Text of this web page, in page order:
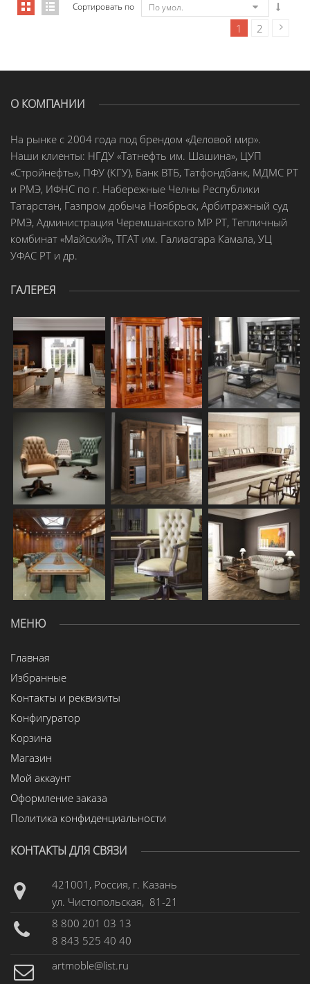
Сортировать по По умол.
1 2
О КОМПАНИИ
На рынке с 2004 года под брендом «Деловой мир».
Наши клиенты: НГДУ «Татнефть им. Шашина», ЦУП
«Стройнефть», ПФУ (КГУ), Банк ВТБ, Татфондбанк, МДМС РТ
и РМЭ, ИФНС по г. Набережные Челны Республики
Татарстан, Газпром добыча Ноябрьск, Арбитражный суд
РМЭ, Администрация Черемшанского МР РТ, Тепличный
комбинат «Майский», ТГАТ им. Галиасгара Камала, УЦ
УФАС РТ и др.
ГАЛЕРЕЯ
МЕНЮ
Главная
Избранные
Контакты и реквизиты
Конфигуратор
Корзина
Магазин
Мой аккаунт
Оформление заказа
Политика конфиденциальности
КОНТАКТЫ ДЛЯ СВЯЗИ
421001, Россия, г. Казань
ул. Чистопольская, 81-21
8 800 201 03 13
8 843 525 40 40
artmoble@list.ru